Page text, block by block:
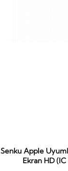
Senku Apple
Ekran HD